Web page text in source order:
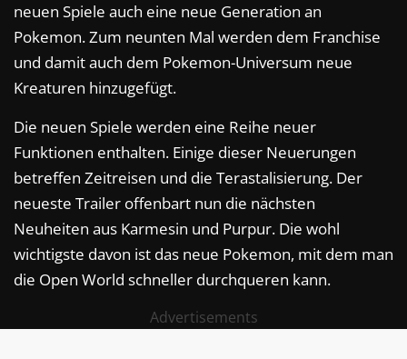
neuen Spiele auch eine neue Generation an
Pokemon. Zum neunten Mal werden dem Franchise
und damit auch dem Pokemon-Universum neue
Kreaturen hinzugefügt.
Die neuen Spiele werden eine Reihe neuer
Funktionen enthalten. Einige dieser Neuerungen
betreffen Zeitreisen und die Terastalisierung. Der
neueste Trailer offenbart nun die nächsten
Neuheiten aus Karmesin und Purpur. Die wohl
wichtigste davon ist das neue Pokemon, mit dem man
die Open World schneller durchqueren kann.
Advertisements